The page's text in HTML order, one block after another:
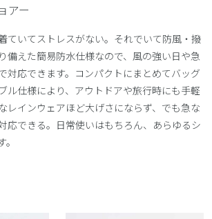
アー
ていてストレスがない。それでいて防風・撥
備えた簡易防水仕様なので、風の強い日や急
対応できます。コンパクトにまとめてバッグ
ル仕様により、アウトドアや旅行時にも手軽
レインウェアほど大げさにならず、でも急な
応できる。日常使いはもちろん、あらゆるシ